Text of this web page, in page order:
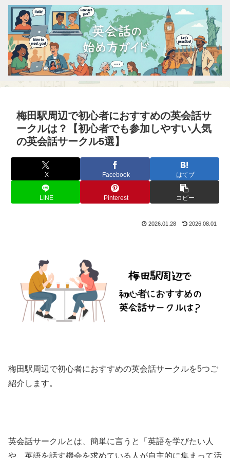
梅田駅周辺で初心者におすすめの英会話サ
ークルは？【初心者でも参加しやすい人気
の英会話サークル5選】
X Facebook はてブ
LINE Pinterest コピー
2026.01.28 2026.08.01
梅田駅周辺で初心者におすすめの英会話サークルを5つご
紹介します。
英会話サークルとは、簡単に言うと「英語を学びたい人
や、英語を話す機会を求めている人が自主的に集まって活